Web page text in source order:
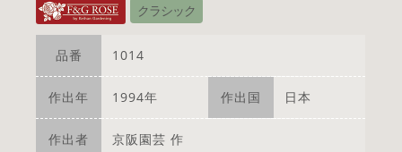
クラシック
品番 1014
作出年 1994年 作出国 日本
作出者 京阪園芸 作